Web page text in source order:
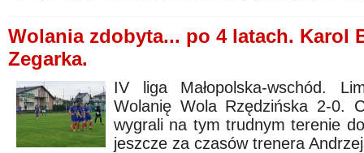
Wolania zdobyta... po 4 latach. Karol
Zegarka.
IV liga Małopolska-wschód.
Wolanię Wola Rzędzińska 2-0.
wygrali na tym trudnym terenie
jeszcze za czasów trenera